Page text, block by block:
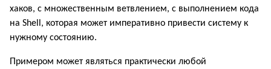
хаков, с множественным ветвлением, с выполнением кода
на Shell, которая может императивно привести систему к
нужному состоянию.
Примером может являться практически любой